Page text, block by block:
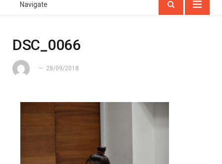
Navigate
DSC_0066
28/09/2018